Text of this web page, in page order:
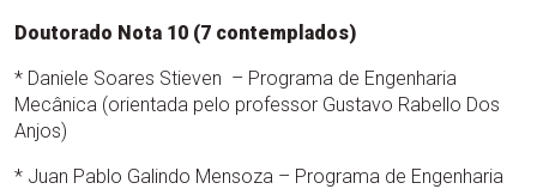
Doutorado Nota 10 (7 contemplados)
* Daniele Soares Stieven – Programa de Engenharia
Mecânica (orientada pelo professor Gustavo Rabello Dos
Anjos)
* Juan Pablo Galindo Mensoza – Programa de Engenharia